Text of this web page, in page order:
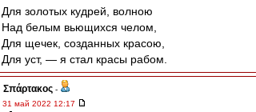
Для золотых кудрей, волною
Над белым вьющихся челом,
Для щечек, созданных красою,
Для уст, — я стал красы рабом.
Σπάρτακος -
31 май 2022 12:17